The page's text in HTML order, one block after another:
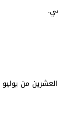
من يوليو